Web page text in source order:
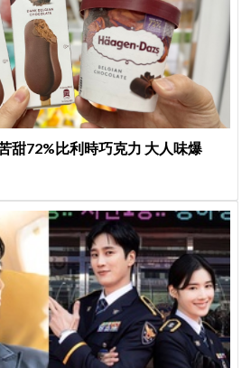
甜72%比利時巧克力 大人味爆